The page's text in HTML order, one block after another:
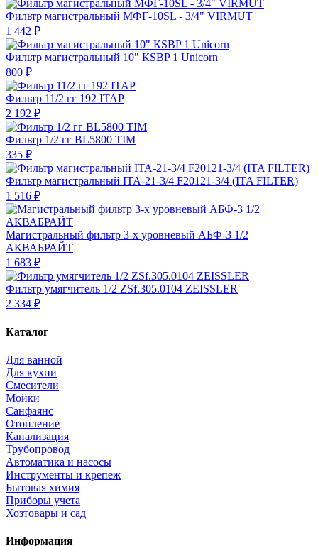
Фильтр магистральный МФГ-10SL - 3/4" VIRMUT
1 442 ₽
Фильтр магистральный 10" КSBP 1 Unicorn
800 ₽
Фильтр 11/2 гг 192 ITAP
2 192 ₽
Фильтр 1/2 гг BL5800 TIM
335 ₽
Фильтр магистральный ITA-21-3/4 F20121-3/4 (ITA FILTER)
1 516 ₽
Магистральный фильтр 3-х уровневый АБФ-3 1/2
АКВАБРАЙТ
1 683 ₽
Фильтр умягчитель 1/2 ZSf.305.0104 ZEISSLER
2 334 ₽
Каталог
Для ванной
Для кухни
Смесители
Мойки
Санфаянс
Отопление
Канализация
Трубопровод
Автоматика и насосы
Инструменты и крепеж
Бытовая химия
Приборы учета
Хозтовары и сад
Информация